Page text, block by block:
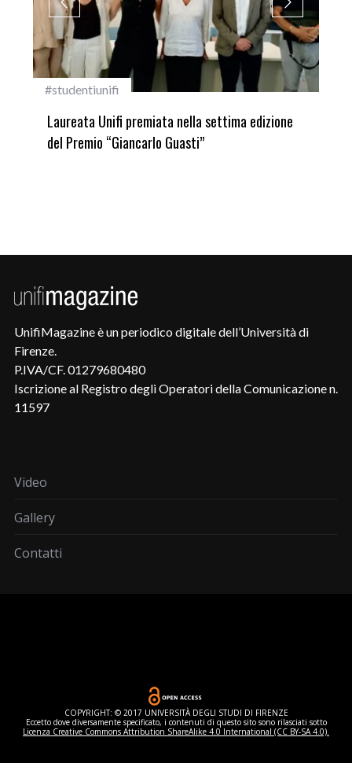
#studentiunifi
Laureata Unifi premiata nella settima edizione
del Premio “Giancarlo Guasti”
UnifiMagazine è un periodico digitale dell’Università di
Firenze.
P.IVA/CF. 01279680480
Iscrizione al Registro degli Operatori della Comunicazione n.
11597
Video
Gallery
Contatti
COPYRIGHT: © 2017 UNIVERSITÀ DEGLI STUDI DI FIRENZE
Eccetto dove diversamente specificato, i contenuti di questo sito sono rilasciati sotto
Licenza Creative Commons Attribution ShareAlike 4.0 International (CC BY-SA 4.0).